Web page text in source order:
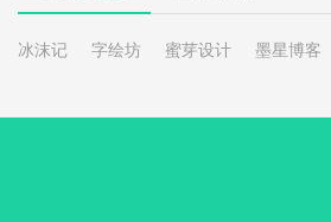
冰沫记 字绘坊 蜜芽设计 墨星博客